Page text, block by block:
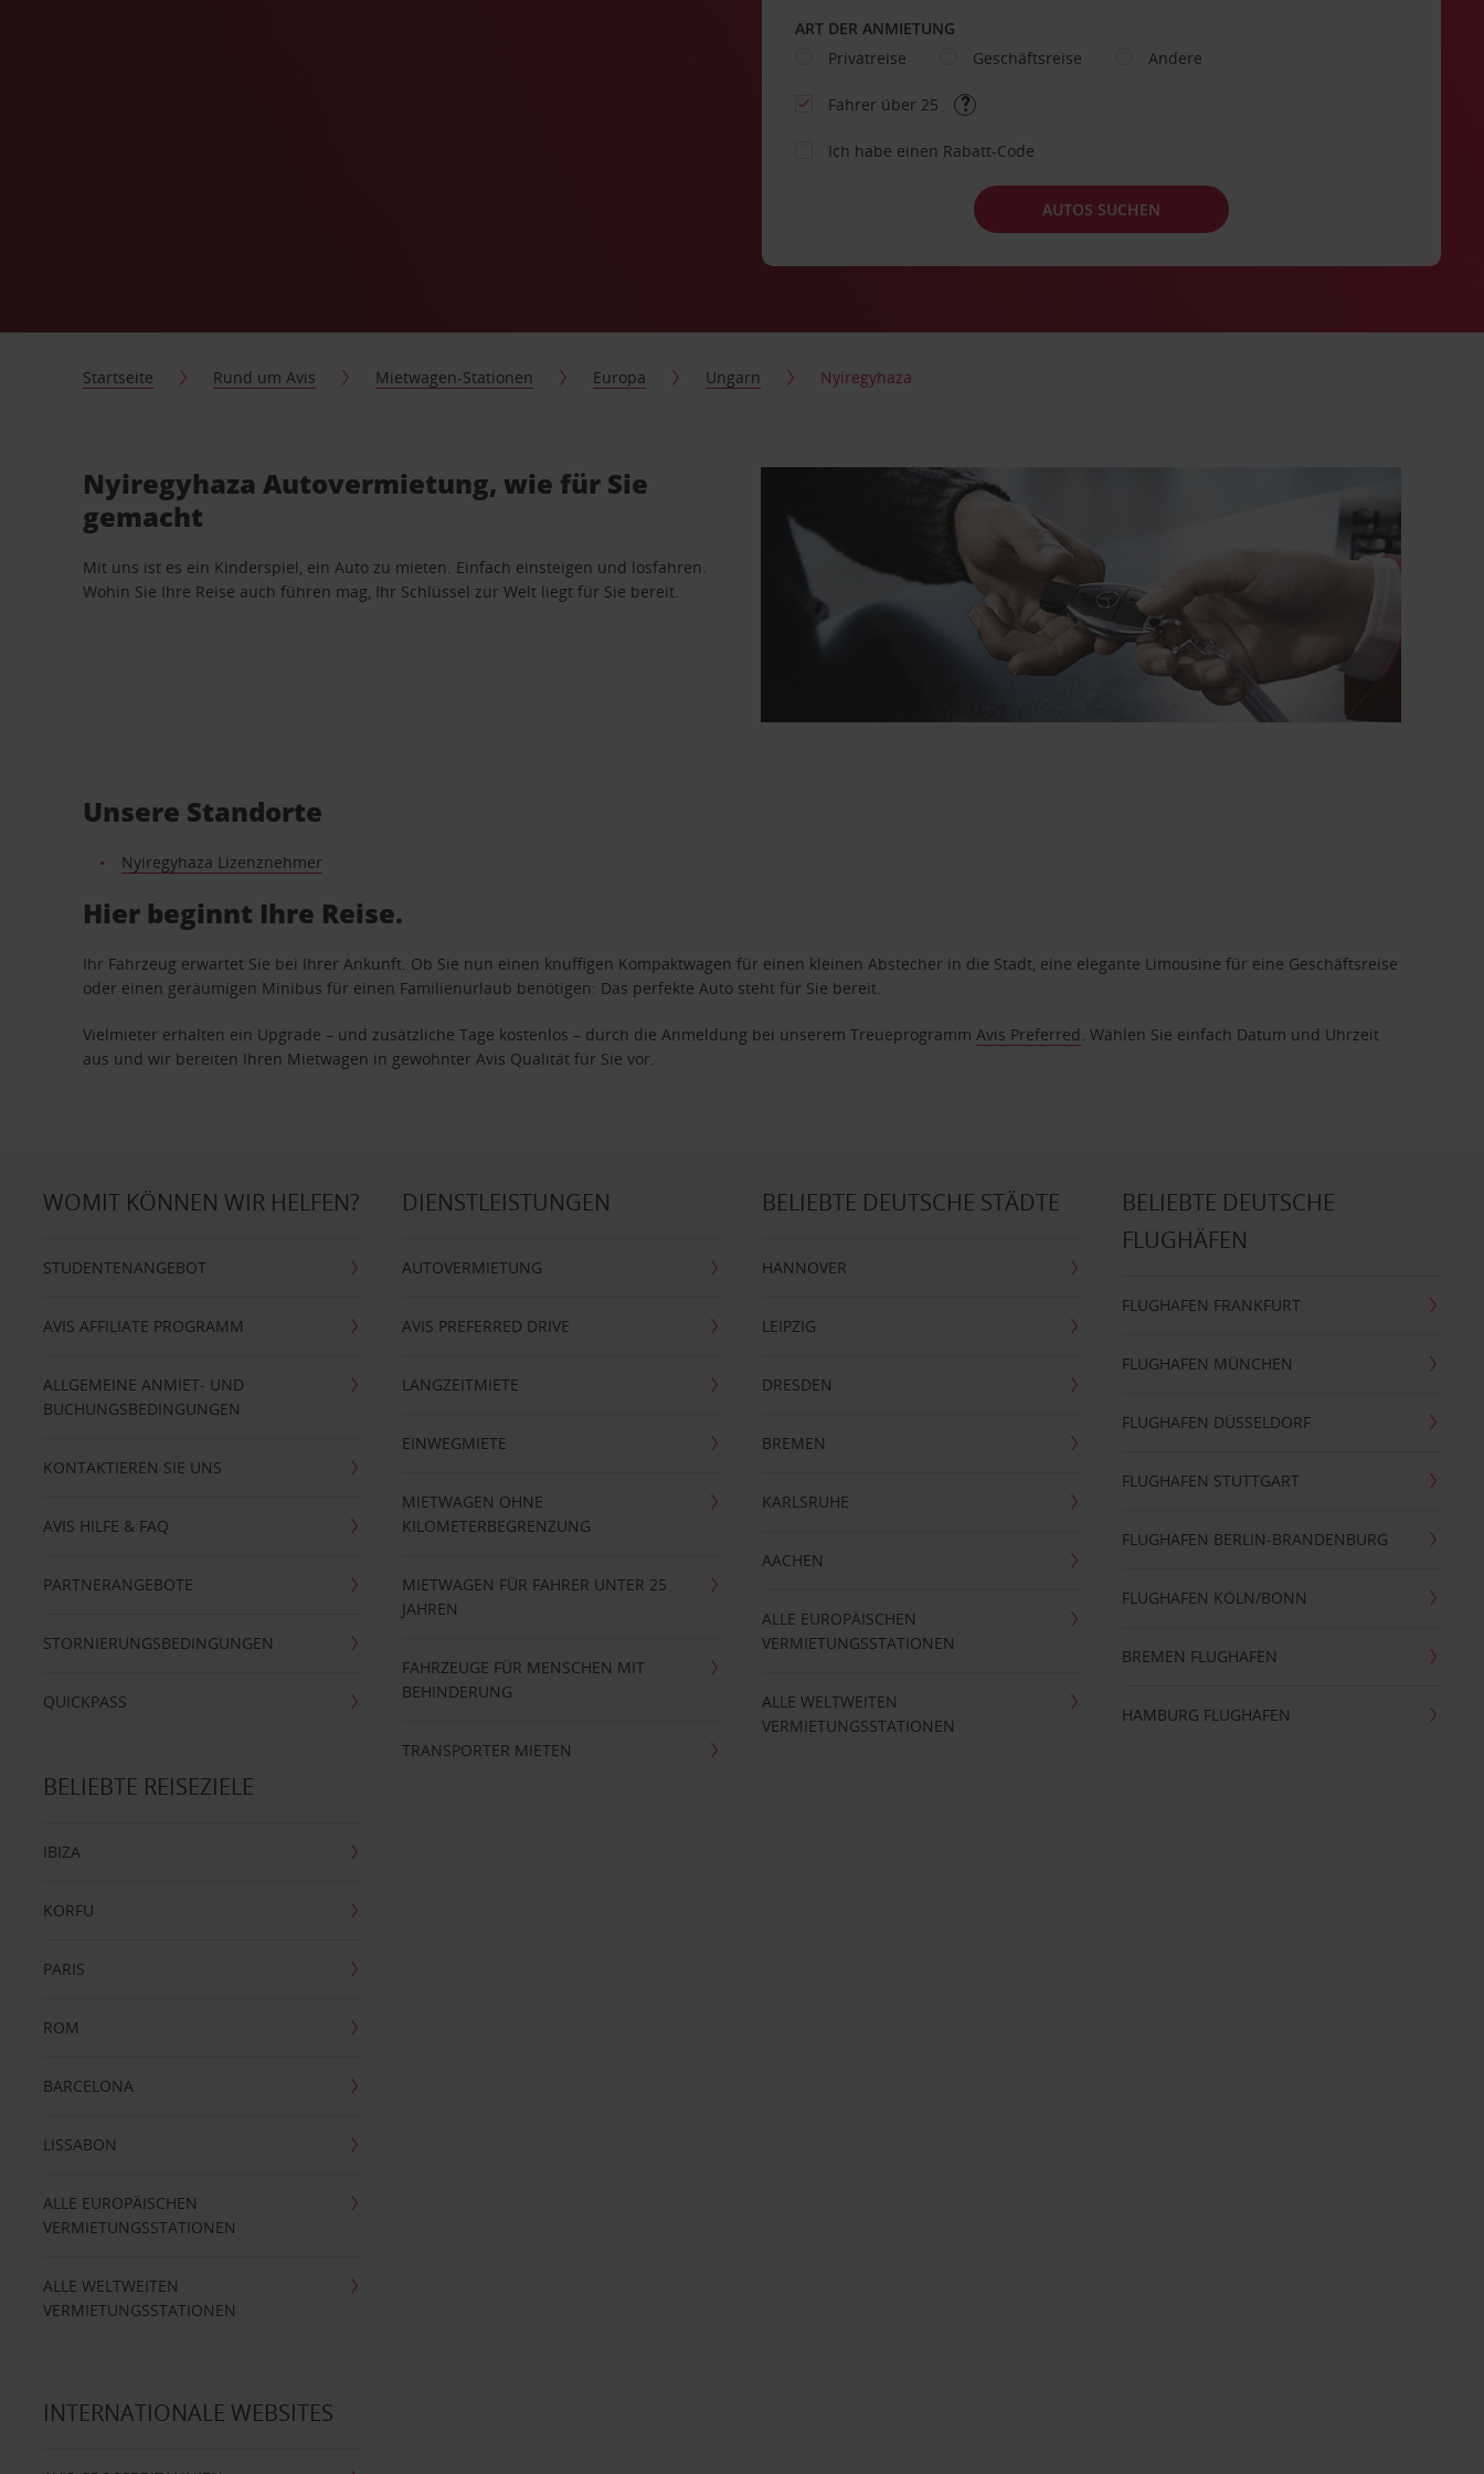
ART DER ANMIETUNG
Privatreise
Geschäftsreise Andere
Fahrer über 25
Ich habe einen Rabatt-Code
AUTOS SUCHEN
Startseite Rund um Avis Mietwagen-Stationen Europa Ungarn Nyiregyhaza
Nyiregyhaza Autovermietung, wie für Sie
gemacht
Mit uns ist es ein Kinderspiel, ein Auto zu mieten. Einfach einsteigen und losfahren.
Wohin Sie Ihre Reise auch führen mag, Ihr Schlüssel zur Welt liegt für Sie bereit.
Unsere Standorte
Nyiregyhaza Lizenznehmer
Hier beginnt Ihre Reise.
Ihr Fahrzeug erwartet Sie bei Ihrer Ankunft. Ob Sie nun einen knuffigen Kompaktwagen für einen kleinen Abstecher in die Stadt, eine elegante Limousine für eine Geschäftsreise
oder einen geräumigen Minibus für einen Familienurlaub benötigen: Das perfekte Auto steht für Sie bereit.
Vielmieter erhalten ein Upgrade – und zusätzliche Tage kostenlos – durch die Anmeldung bei unserem TreueprogrammAvis Preferred. Wählen Sie einfach Datum und Uhrzeit
aus und wir bereiten Ihren Mietwagen in gewohnter Avis Qualität für Sie vor.
WOMIT KÖNNEN WIR HELFEN?
STUDENTENANGEBOT
AVIS AFFILIATE PROGRAMM
ALLGEMEINE ANMIET- UND
BUCHUNGSBEDINGUNGEN
KONTAKTIEREN SIE UNS
AVIS HILFE & FAQ
PARTNERANGEBOTE
STORNIERUNGSBEDINGUNGEN
QUICKPASS
DIENSTLEISTUNGEN
AUTOVERMIETUNG
AVIS PREFERRED DRIVE
LANGZEITMIETE
EINWEGMIETE
MIETWAGEN OHNE
KILOMETERBEGRENZUNG
MIETWAGEN FÜR FAHRER UNTER 25
JAHREN
FAHRZEUGE FÜR MENSCHEN MIT
BEHINDERUNG
TRANSPORTER MIETEN
BELIEBTE DEUTSCHE STÄDTE
HANNOVER
LEIPZIG
DRESDEN
BREMEN
KARLSRUHE
AACHEN
ALLE EUROPÄISCHEN
VERMIETUNGSSTATIONEN
ALLE WELTWEITEN
VERMIETUNGSSTATIONEN
BELIEBTE DEUTSCHE
FLUGHÄFEN
FLUGHAFEN FRANKFURT
FLUGHAFEN MÜNCHEN
FLUGHAFEN DÜSSELDORF
FLUGHAFEN STUTTGART
FLUGHAFEN BERLIN-BRANDENBURG
FLUGHAFEN KÖLN/BONN
BREMEN FLUGHAFEN
HAMBURG FLUGHAFEN
BELIEBTE REISEZIELE
IBIZA
KORFU
PARIS
ROM
BARCELONA
LISSABON
ALLE EUROPÄISCHEN
VERMIETUNGSSTATIONEN
ALLE WELTWEITEN
VERMIETUNGSSTATIONEN
INTERNATIONALE WEBSITES